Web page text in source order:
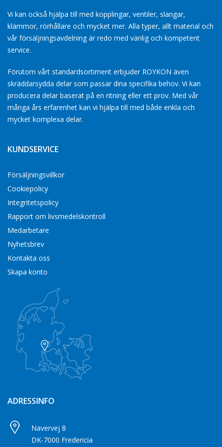
Vi kan också hjälpa till med kopplingar, ventiler, slangar,
klämmor, rörhållare och mycket mer. Alla typer, allt material och
vår försäljningsavdelning är redo med vänlig och kompetent
service.
Förutom vårt standardsortiment erbjuder ROYKON även
skräddarsydda delar som passar dina specifika behov. Vi kan
producera delar baserat på en ritning eller ett prov. Med vår
många års erfarenhet kan vi hjälpa till med både enkla och
mycket komplexa delar.
KUNDSERVICE
Försäljningsvillkor
Cookiepolicy
Integritetspolicy
Rapport om livsmedelskontroll
Medarbetare
Nyhetsbrev
Kontakta oss
Skapa konto
ADRESSINFO
Navervej 8
DK-7000 Fredericia